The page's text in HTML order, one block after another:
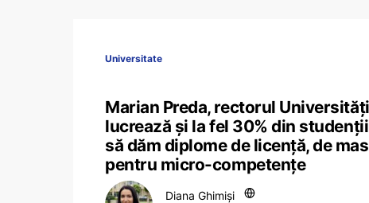
Universitate
Marian Preda, rectorul
lucrează și la fel 30% din
să dăm diplome de licență, de
pentru micro-competențe
Diana Ghimiși